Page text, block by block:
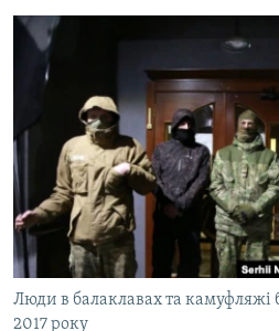
СПЕЦПРОЕКТИ
ДЕПОРТАЦІЯ
ВІДЕОУРОКИ «ELIFBE»
СВІДЧЕННЯ ОКУПАЦІЇ
УКРАЇНСЬКА ПРОБЛЕМА КРИМУ
ІНФОГРАФІКА
ЯК ОБІЙТИ БЛОКУВАННЯ
Русский
Qırımtatar
ДОЛУЧАЙСЯ!
Люди в балаклавах та камуфляжі
2017 року